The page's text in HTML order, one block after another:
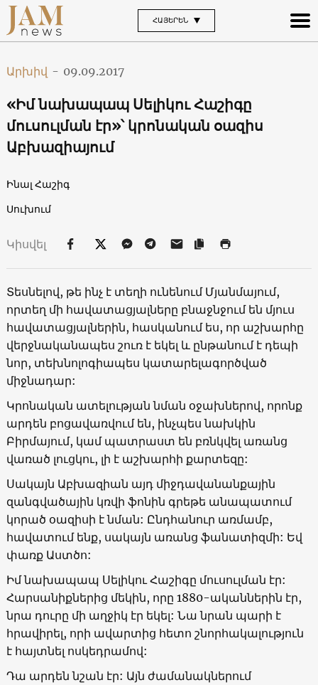
ՀԱՅԵՐԵՆ
Արխիվ - 09.09.2017
«Իմ նախապապ Սելիկու Հաշիգը
մուսուլման էր»՝ կրոնական օազիս
Աբխազիայում
Ինալ Հաշիգ
Սուխում
Կիսվել
Տեսնելով, թե ինչ է տեղի ունենում Մյանմայում,
որտեղ մի հավատացյալները բնաջնջում են մյուս
հավատացյալներին, հասկանում ես, որ աշխարհը
վերջնականապես շուռ է եկել և ընթանում է դեպի
նոր, տեխնոլոգիապես կատարելագործված
միջնադար:
Կրոնական ատելության նման օջախներով, որոնք
արդեն բոցավառվում են, ինչպես նախկին
Բիրմայում, կամ պատրաստ են բռնկվել առանց
վառած լուցկու, լի է աշխարհի քարտեզը:
Սակայն Աբխազիան այդ միջդավանանքային
զանգվածային կռվի ֆոնին գրեթե անապատում
կորած օազիսի է նման: Ընդհանուր առմամբ,
հավատում ենք, սակայն առանց ֆանատիզմի: Եվ
փառք Աստծո:
Իմ նախապապ Սելիկու Հաշիգը մուսուլման էր:
Հարսանիքներից մեկին, որը 1880-ականներին էր,
նրա դուրը մի աղջիկ էր եկել: Նա նրան պարի է
հրավիրել, որի ավարտից հետո շնորհակալություն
է հայտնել ոսկեդրամով:
Դա արդեն նշան էր: Այն ժամանակներում